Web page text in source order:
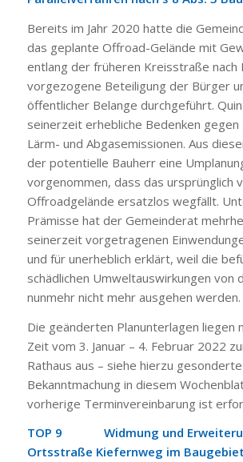
Bereits im Jahr 2020 hatte die
das geplante Offroad-Gelände mit
entlang der früheren Kreisstraße nach
vorgezogene Beteiligung der Bürger
öffentlicher Belange durchgeführt.
seinerzeit erhebliche Bedenken
Lärm- und Abgasemissionen. Aus
der potentielle Bauherr eine
vorgenommen, dass das ursprünglich
Offroadgelände ersatzlos wegfällt.
Prämisse hat der Gemeinderat
seinerzeit vorgetragenen
und für unerheblich erklärt, weil die
schädlichen Umweltauswirkungen von
nunmehr nicht mehr ausgehen werden.
Die geänderten Planunterlagen liegen
Zeit vom 3. Januar – 4. Februar 2022
Rathaus aus – siehe hierzu gesonderte
Bekanntmachung in diesem
vorherige Terminvereinbarung ist
TOP 9 Widmung und
Ortsstraße Kiefernweg im Baugebiet